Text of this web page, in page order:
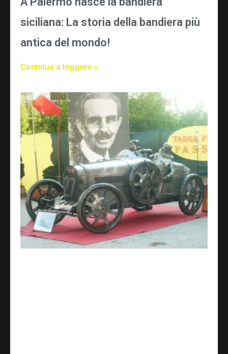
siciliana: La storia della bandiera più
antica del mondo!
Continua a leggere »